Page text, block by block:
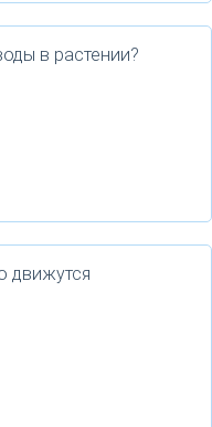
в растении?
движутся